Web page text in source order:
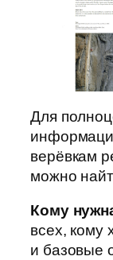
Для
верёвкам
можно
Кому
всех, кому
и базовые